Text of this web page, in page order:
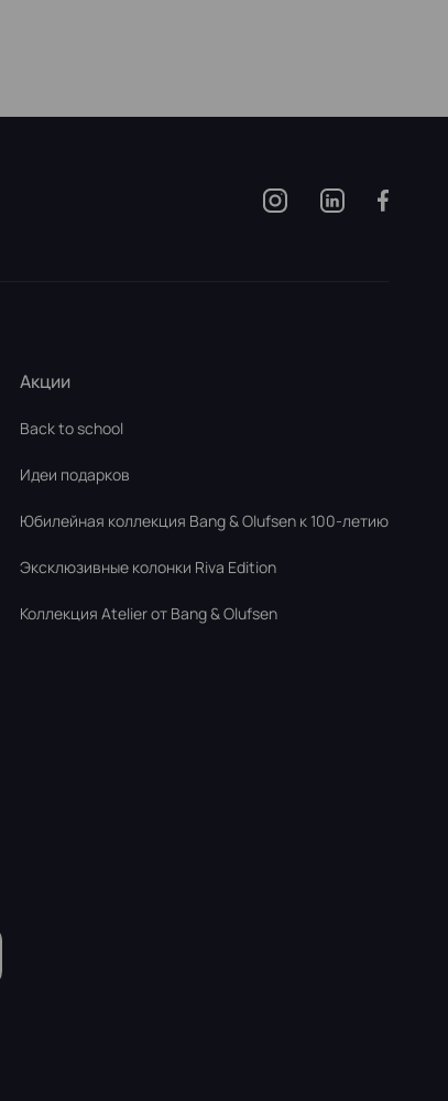
Акции
Back to school
Идеи подарков
Юбилейная коллекция Bang & Olufsen к 100-летию
Эксклюзивные колонки Riva Edition
Коллекция Atelier от Bang & Olufsen